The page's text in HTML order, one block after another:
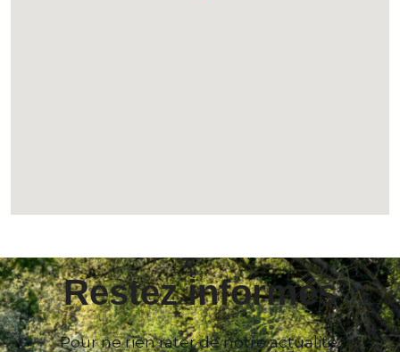
Restez informés
Pour ne rien rater de notre actualité,